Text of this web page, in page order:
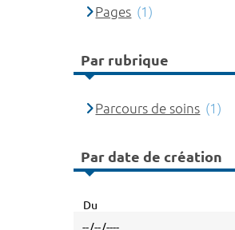
Pages (1)
Par rubrique
Parcours de soins (1)
Par date de création
Du